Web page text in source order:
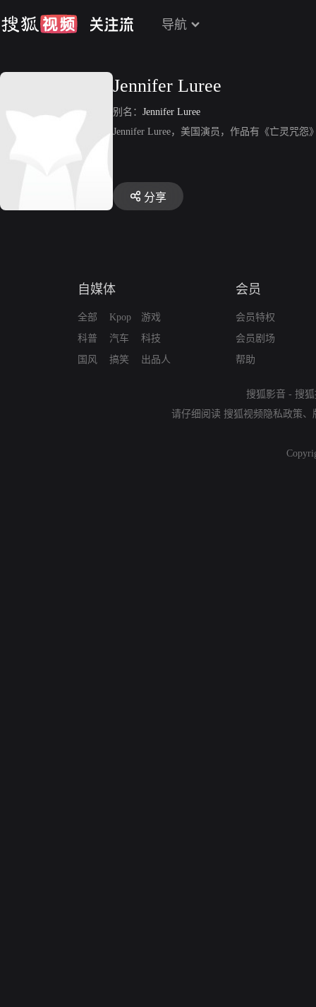
导航
Jennifer Luree
别名： Jennifer Luree
Jennifer Luree，美国演员，作品有《亡灵咒怨
分享
自媒体
全部
科普
国风
Kpop
汽车
搞笑
游戏
科技
出品人
会员
会员特权
会员剧场
帮助
搜狐影音 - 搜
请仔细阅读 搜狐视频隐私政策、